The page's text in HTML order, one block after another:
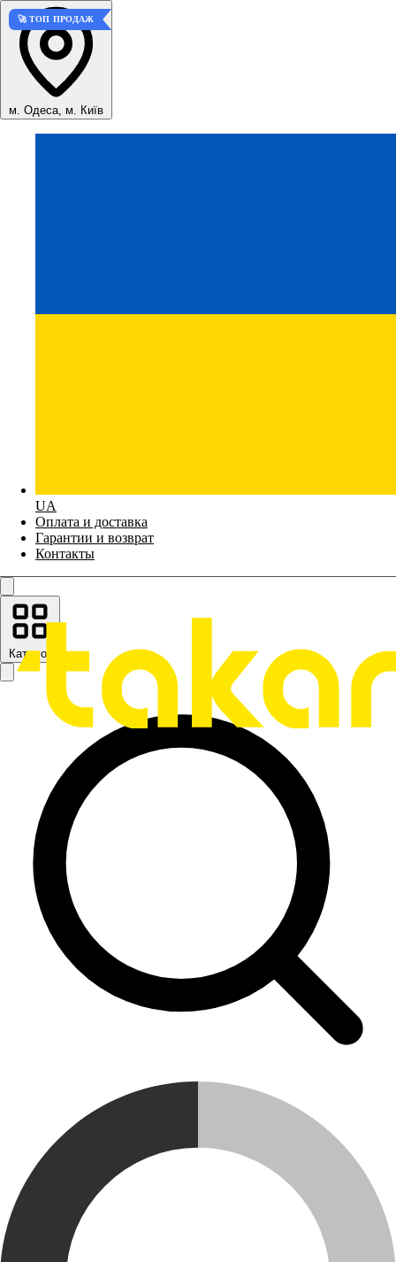
м. Одеса, м. Київ
UA
Оплата и доставка
Гарантии и возврат
Контакты
Каталог
🚀 ТОП ПРОДАЖ